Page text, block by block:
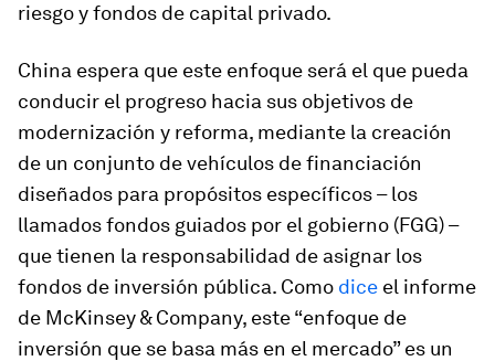
riesgo y fondos de capital privado.
China espera que este enfoque será el que pueda
conducir el progreso hacia sus objetivos de
modernización y reforma, mediante la creación
de un conjunto de vehículos de financiación
diseñados para propósitos específicos – los
llamados fondos guiados por el gobierno (FGG) –
que tienen la responsabilidad de asignar los
fondos de inversión pública. Como dice el informe
de McKinsey & Company, este “enfoque de
inversión que se basa más en el mercado” es un